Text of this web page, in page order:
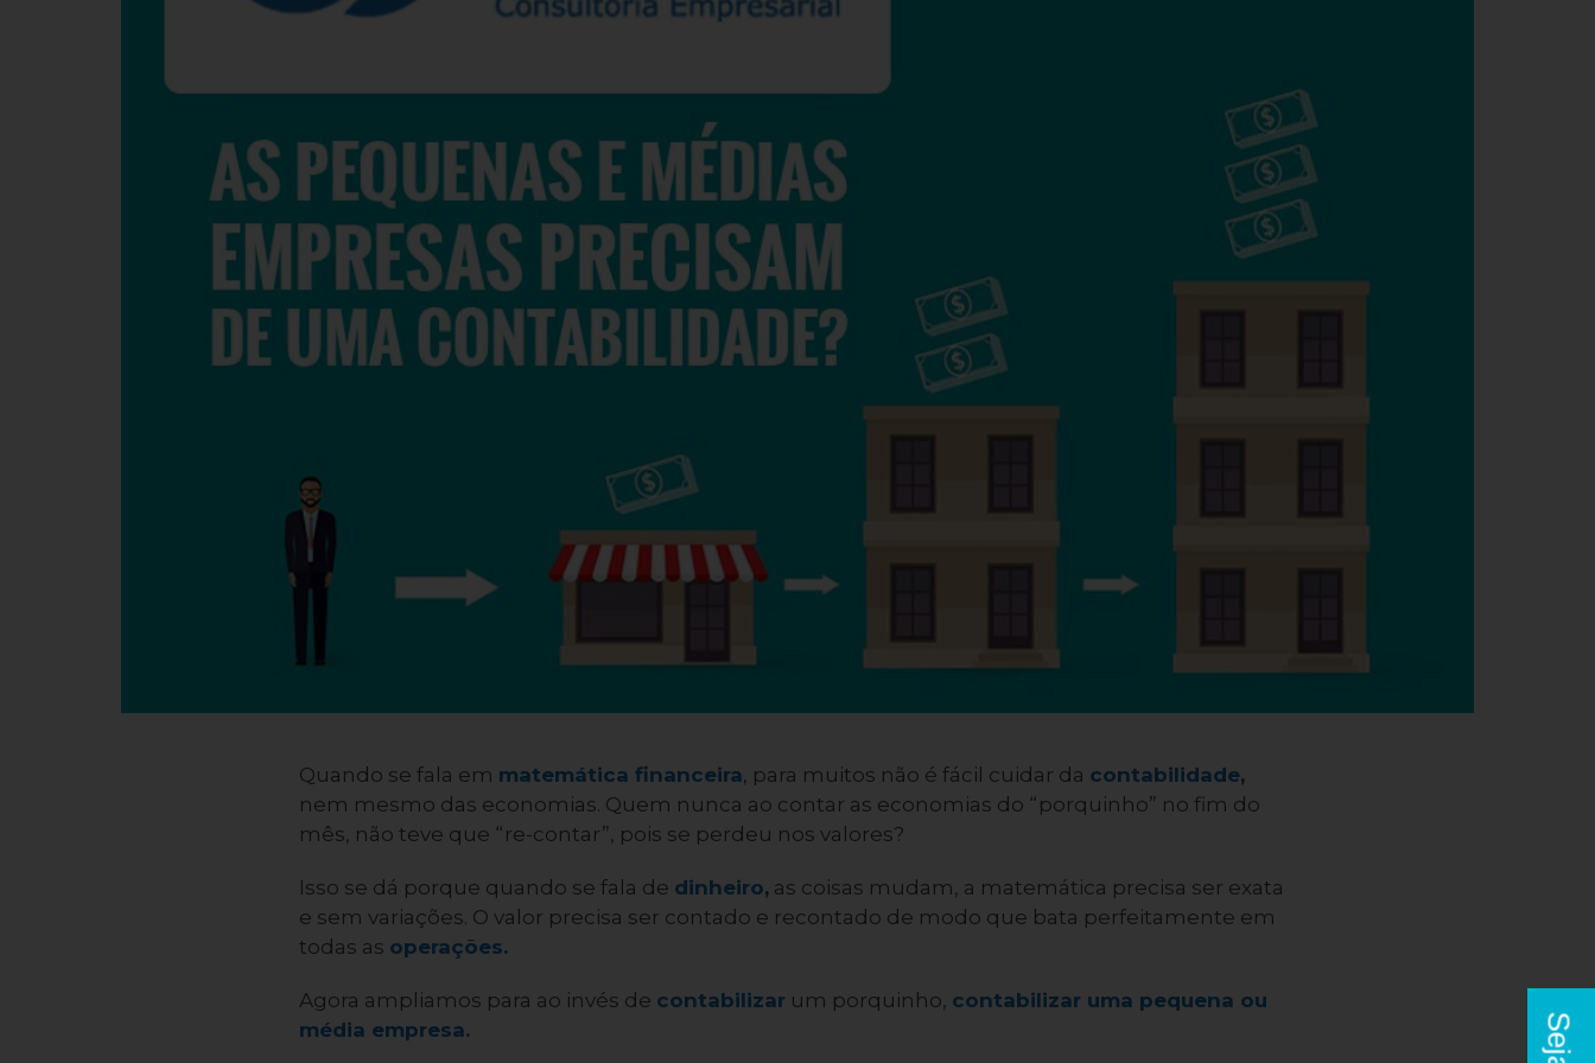
Quando se fala em matemática financeira, para muitos não é fácil cuidar da contabilidade,
nem mesmo das economias. Quem nunca ao contar as economias do “porquinho” no fim do
mês, não teve que “re-contar”, pois se perdeu nos valores?
Isso se dá porque quando se fala de dinheiro,as coisas mudam, a matemática precisa ser exata
e sem variações. O valor precisa ser contado e recontado de modo que bata perfeitamente em
todas as operações.
Agora ampliamos para ao invés de contabilizar um porquinho, contabilizar uma pequena ou
média empresa.